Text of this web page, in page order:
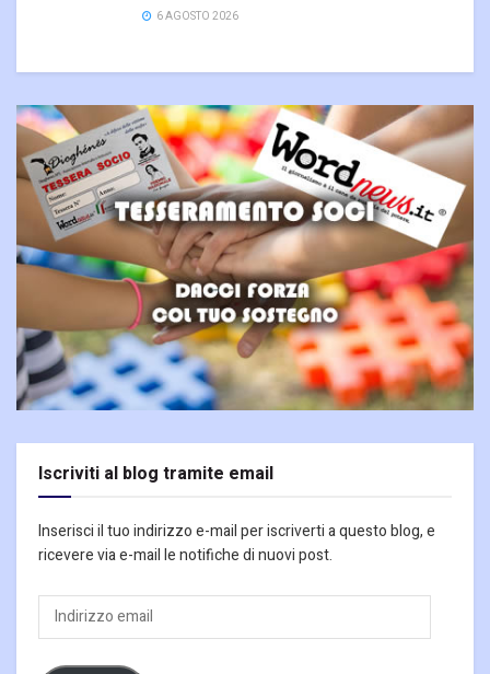
6 AGOSTO 2026
Iscriviti al blog tramite email
Inserisci il tuo indirizzo e-mail per iscriverti a questo blog, e
ricevere via e-mail le notifiche di nuovi post.
Indirizzo
email